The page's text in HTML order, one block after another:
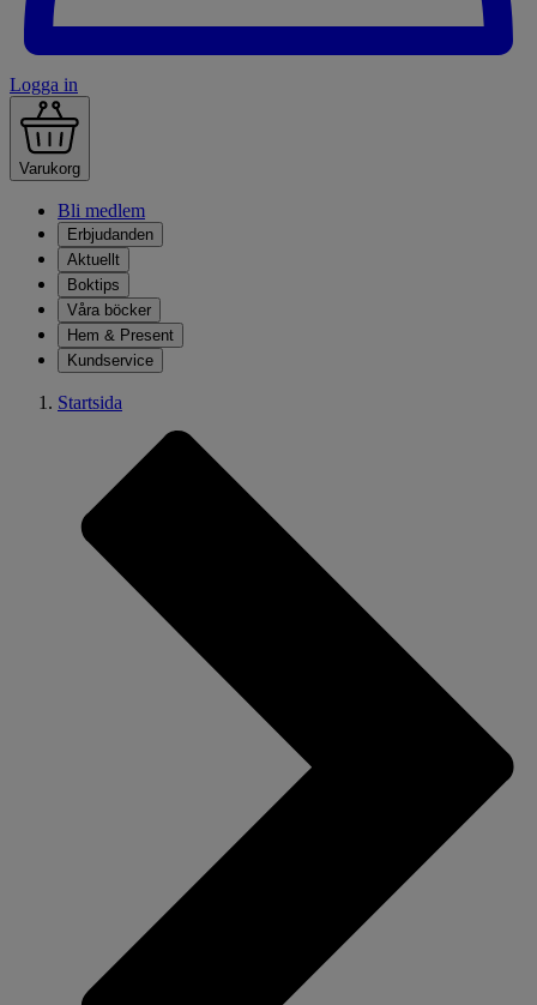
Logga in
Varukorg
Bli medlem
Erbjudanden
Aktuellt
Boktips
Våra böcker
Hem & Present
Kundservice
Startsida